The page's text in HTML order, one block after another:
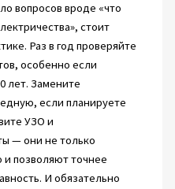
вопросов вроде «что
стоит
Раз в год проверяйте
особенно если
лет. Замените
если планируете
УЗО и
— они не только
позволяют точнее
И обязательно